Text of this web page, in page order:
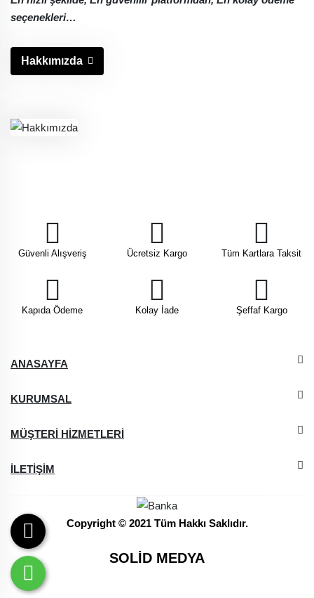
seçenekleri…
Hakkımızda
Güvenli Alışveriş Ücretsiz Kargo Tüm Kartlara Taksit
Kapıda Ödeme Kolay İade Şeffaf Kargo
ANASAYFA
KURUMSAL
MÜŞTERİ HİZMETLERİ
İLETİŞİM
Copyright © 2021 Tüm Hakkı Saklıdır.
SOLİD MEDYA